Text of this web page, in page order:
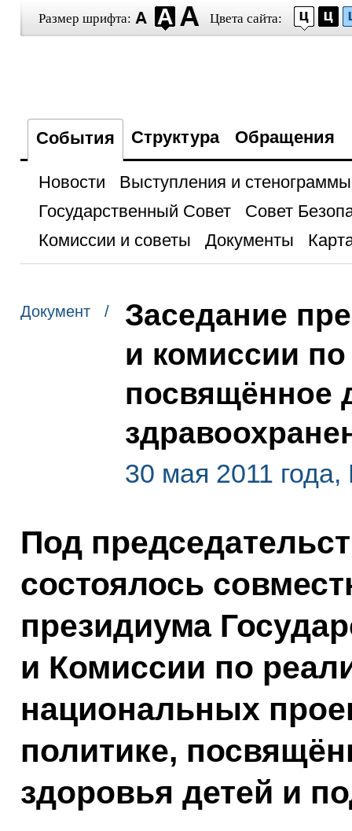
Размер шрифта: Цвета сайта:
События Структура Обращения
Новости
Выступления и стенограммы
Государственный Совет
Совет
Комиссии и советы
Документы
Документ /
Заседание
и комиссии
посвящённое
30 мая 2011 года,
Под
состоялось
президиума
и Комиссии по
национальных
политике,
здоровья детей и